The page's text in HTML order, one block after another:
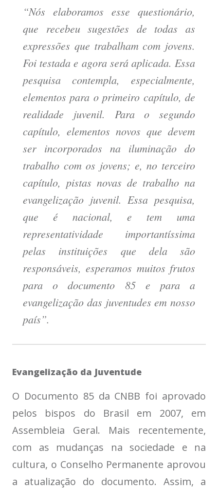
“Nós elaboramos esse questionário,
que recebeu sugestões de todas as
expressões que trabalham com jovens.
Foi testada e agora será aplicada. Essa
pesquisa contempla, especialmente,
elementos para o primeiro capítulo, de
realidade juvenil. Para o segundo
capítulo, elementos novos que devem
ser incorporados na iluminação do
trabalho com os jovens; e, no terceiro
capítulo, pistas novas de trabalho na
evangelização juvenil. Essa pesquisa,
que é nacional, e tem uma
representatividade importantíssima
pelas instituições que dela são
responsáveis, esperamos muitos frutos
para o documento 85 e para a
evangelização das juventudes em nosso
país”.
Evangelização da Juventude
O Documento 85 da CNBB foi aprovado
pelos bispos do Brasil em 2007, em
Assembleia Geral. Mais recentemente,
com as mudanças na sociedade e na
cultura, o Conselho Permanente aprovou
a atualização do documento. Assim, a